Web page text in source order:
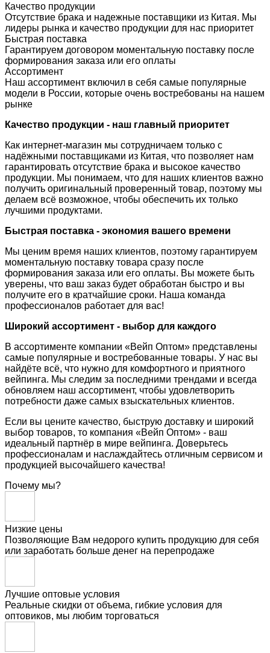
Качество продукции
Отсутствие брака и надежные поставщики из Китая. Мы
лидеры рынка и качество продукции для нас приоритет
Быстрая поставка
Гарантируем договором моментальную поставку после
формирования заказа или его оплаты
Ассортимент
Наш ассортимент включил в себя самые популярные
модели в России, которые очень востребованы на нашем
рынке
Качество продукции - наш главный приоритет
Как интернет-магазин мы сотрудничаем только с
надёжными поставщиками из Китая, что позволяет нам
гарантировать отсутствие брака и высокое качество
продукции. Мы понимаем, что для наших клиентов важно
получить оригинальный проверенный товар, поэтому мы
делаем всё возможное, чтобы обеспечить их только
лучшими продуктами.
Быстрая поставка - экономия вашего времени
Мы ценим время наших клиентов, поэтому гарантируем
моментальную поставку товара сразу после
формирования заказа или его оплаты. Вы можете быть
уверены, что ваш заказ будет обработан быстро и вы
получите его в кратчайшие сроки. Наша команда
профессионалов работает для вас!
Широкий ассортимент - выбор для каждого
В ассортименте компании «Вейп Оптом» представлены
самые популярные и востребованные товары. У нас вы
найдёте всё, что нужно для комфортного и приятного
вейпинга. Мы следим за последними трендами и всегда
обновляем наш ассортимент, чтобы удовлетворить
потребности даже самых взыскательных клиентов.
Если вы цените качество, быструю доставку и широкий
выбор товаров, то компания «Вейп Оптом» - ваш
идеальный партнёр в мире вейпинга. Доверьтесь
профессионалам и наслаждайтесь отличным сервисом и
продукцией высочайшего качества!
Почему мы?
Низкие цены
Позволяющие Вам недорого купить продукцию для себя
или заработать больше денег на перепродаже
Лучшие оптовые условия
Реальные скидки от объема, гибкие условия для
оптовиков, мы любим торговаться